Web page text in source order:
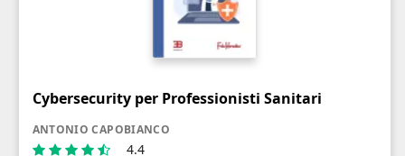
Cybersecurity per Professionisti Sanitari
ANTONIO CAPOBIANCO
4.4